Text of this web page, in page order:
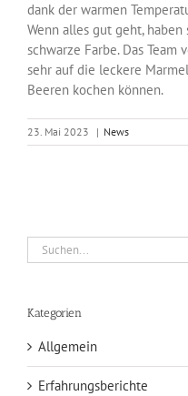
dank der warmen
Wenn alles gut geht,
schwarze Farbe. Das
sehr auf die leckere
Beeren kochen können.
23. Mai 2023 | News
Suche
nach:
Kategorien
Allgemein
Erfahrungsberichte